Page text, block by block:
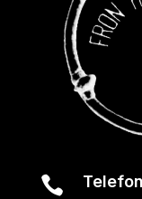
 Telefon